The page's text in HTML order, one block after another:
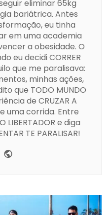
eliminar 65kg
bariátrica. Antes
eu tinha
em uma academia
a obesidade. O
eu decidi CORRER
que me paralisava:
minhas ações,
que TODO MUNDO
de CRUZAR A
uma corrida. Entre
LIBERTADOR e diga
TE PARALISAR!
e-mail